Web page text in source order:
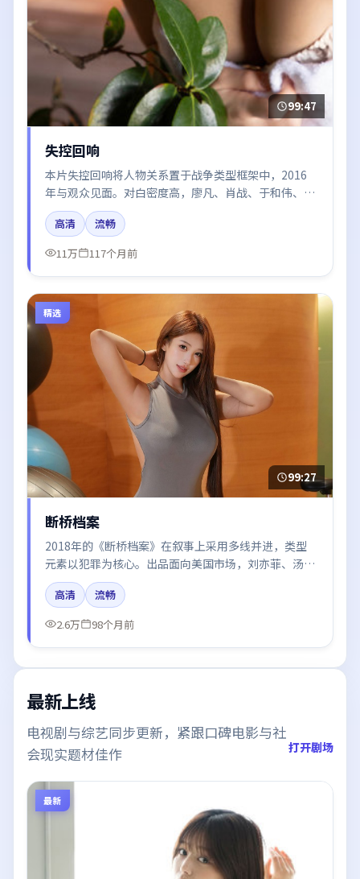
99:47
失控回响
本片失控回响将人物关系置于战争类型框架中，2016
年与观众见面。对白密度高，廖凡、肖战、于和伟、王
凯、赵丽颖的台词节奏值得关注；整体气质偏中国大陆
都市与冷色调摄影。
高清
流畅
11万
117个月前
精选
99:27
断桥档案
2018年的《断桥档案》在叙事上采用多线并进，类型
元素以犯罪为核心。出品面向美国市场，刘亦菲、汤
唯、易烊千玺、雷佳音、木村拓哉所饰角色推动关键反
转，结尾留白引发讨论。
高清
流畅
2.6万
98个月前
最新上线
电视剧与综艺同步更新，紧跟口碑电影与社
会现实题材佳作
打开剧场
最新